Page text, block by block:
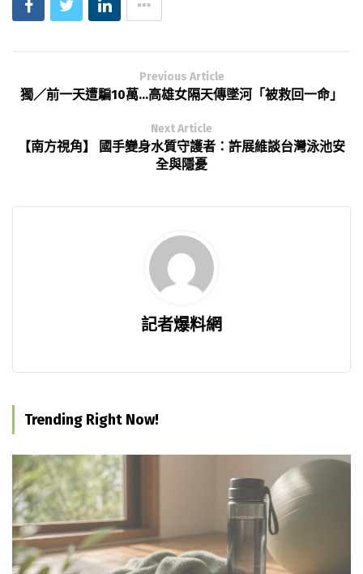
Previous Article
獨／前一天遭騙10萬…高雄女隔天傳墜河「被救回一命」
Next Article
【南方視角】 國手變身水質守護者：許展維談台灣泳池安
全與隱憂
記者爆料網
Trending Right Now!